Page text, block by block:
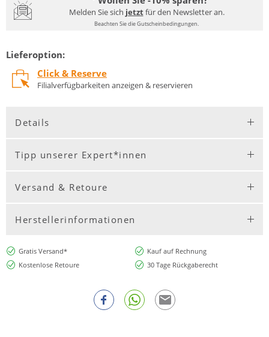
Melden Sie sich jetztfür den Newsletter an.
Beachten Sie die Gutscheinbedingungen.
Lieferoption:
Click & Reserve
Filialverfügbarkeiten anzeigen & reservieren
Details
Tipp unserer Expert*innen
Versand & Retoure
Herstellerinformationen
Gratis Versand*
Kauf auf Rechnung
Kostenlose Retoure
30 Tage Rückgaberecht